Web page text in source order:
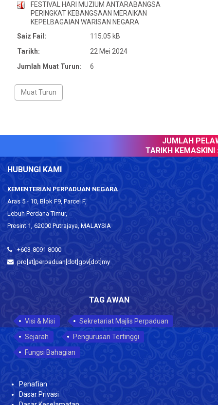
FESTIVAL HARI MUZIUM ANTARABANGSA
PERINGKAT KEBANGSAAN MERAIKAN
KEPELBAGAIAN WARISAN NEGARA
Saiz Fail:
115.05 kB
Tarikh:
22 Mei 2024
Jumlah Muat Turun:
6
JUMLAH
TARIKH KEMASKINI :
HUBUNGI KAMI
KEMENTERIAN PERPADUAN NEGARA
Aras 5 - 10, Blok F9, Parcel F,
Lebuh Perdana Timur,
Presint 1, 62000 Putrajaya, MALAYSIA
+603-8091 8000
pro[at]perpaduan[dot]gov[dot]my
TAG AWAN
Visi & Misi
Sekretariat Majlis Perpaduan
Sejarah
Pengurusan Tertinggi
Fungsi Bahagian
Penafian
Dasar Privasi